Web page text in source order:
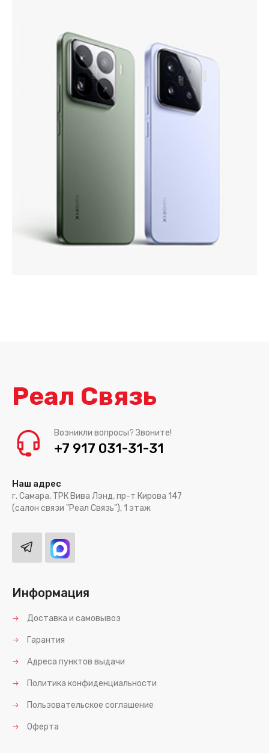
Реал Связь
Возникли вопросы? Звоните!
+7 917 031-31-31
Наш адрес
г. Самара, ТРК Вива Лэнд, пр-т Кирова 147
(салон связи "Реал Связь"), 1 этаж
Информация
Доставка и самовывоз
Гарантия
Адреса пунктов выдачи
Политика конфиденциальности
Пользовательское соглашение
Оферта